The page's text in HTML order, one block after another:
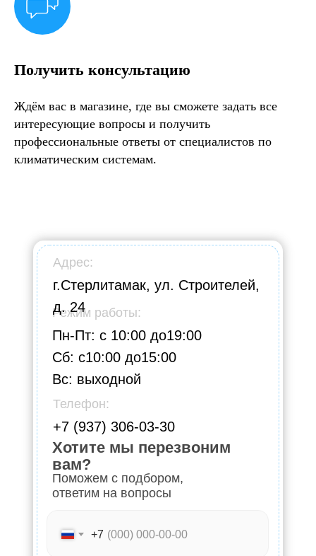
Получить консультацию
Ждём вас в магазине, где вы сможете задать все
интересующие вопросы и получить
профессиональные ответы от специалистов по
климатическим системам.
+7 (937) 306-03-30
Телефон:
Пн-Пт: с 10:00 до19:00
Сб: с10:00 до15:00
Вс: выходной
Режим работы:
Адрес:
г.Стерлитамак, ул. Строителей,
д. 24
+7
Поможем с подбором,
ответим на вопросы
Хотите мы перезвоним
вам?